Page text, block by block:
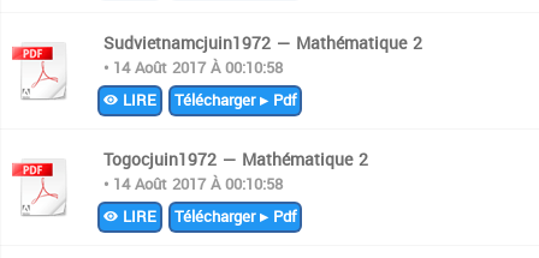
Sudvietnamcjuin1972 — Mathématique 2
• 14 Août 2017 À 00:10:58
LIRE Télécharger ▸ Pdf
Togocjuin1972 — Mathématique 2
• 14 Août 2017 À 00:10:58
LIRE Télécharger ▸ Pdf